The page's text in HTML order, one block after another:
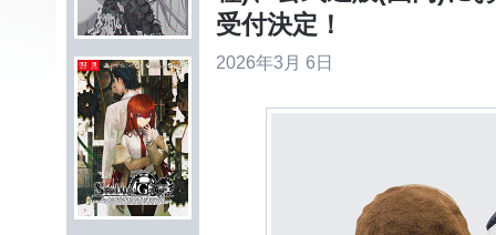
受付決定！
2026年3月 6日